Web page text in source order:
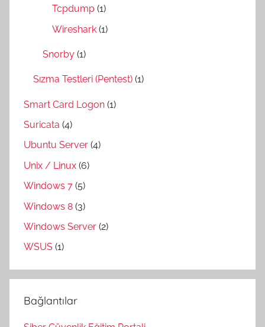
Tcpdump (1)
Wireshark (1)
Snorby (1)
Sızma Testleri (Pentest) (1)
Smart Card Logon (1)
Suricata (4)
Ubuntu Server (4)
Unix / Linux (6)
Windows 7 (5)
Windows 8 (3)
Windows Server (2)
WSUS (1)
Bağlantılar